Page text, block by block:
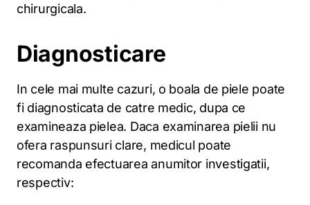
chirurgicala.
Diagnosticare
In cele mai multe cazuri, o boala de piele poate
fi diagnosticata de catre medic, dupa ce
examineaza pielea. Daca examinarea pielii nu
ofera raspunsuri clare, medicul poate
recomanda efectuarea anumitor investigatii,
respectiv: